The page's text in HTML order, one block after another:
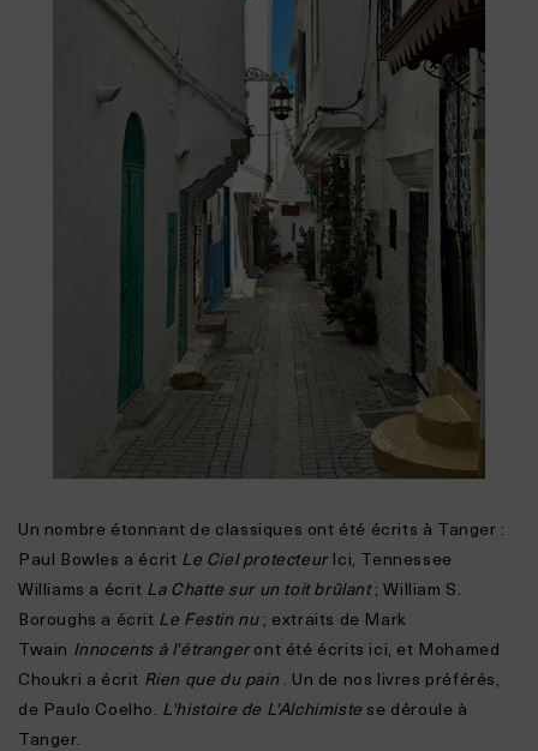
Un nombre étonnant de classiques ont été écrits à Tanger :
Paul Bowles a écrit Le Ciel protecteur
Ici, Tennessee
Williams a écrit La Chatte sur un toit brûlant; William S.
Boroughs a écrit Le Festin nu; extraits de Mark
Twain Innocents à l'étranger ont été écrits ici, et Mohamed
Choukri a écrit Rien que du pain . Un de nos livres préférés,
de Paulo Coelho. L'histoire de L'Alchimiste se déroule à
Tanger.